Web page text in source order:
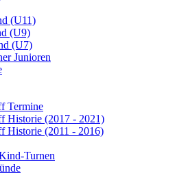
(U11)
(U9)
(U7)
Junioren
Termine
Historie (2017 - 2021)
Historie (2011 - 2016)
Turnen